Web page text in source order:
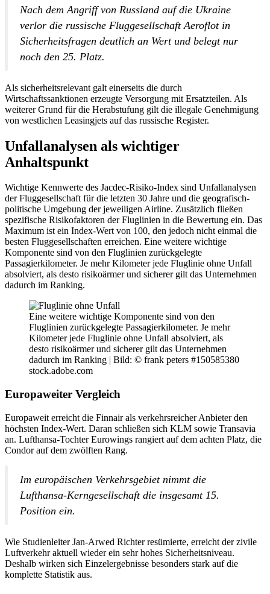
Nach dem Angriff von Russland auf die Ukraine
verlor die russische Fluggesellschaft Aeroflot in
Sicherheitsfragen deutlich an Wert und belegt nur
noch den 25. Platz.
Als sicherheitsrelevant galt einerseits die durch
Wirtschaftssanktionen erzeugte Versorgung mit Ersatzteilen. Als
weiterer Grund für die Herabstufung gilt die illegale Genehmigung
von westlichen Leasingjets auf das russische Register.
Unfallanalysen als wichtiger
Anhaltspunkt
Wichtige Kennwerte des Jacdec-Risiko-Index sind Unfallanalysen
der Fluggesellschaft für die letzten 30 Jahre und die geografisch-
politische Umgebung der jeweiligen Airline. Zusätzlich fließen
spezifische Risikofaktoren der Fluglinien in die Bewertung ein. Das
Maximum ist ein Index-Wert von 100, den jedoch nicht einmal die
besten Fluggesellschaften erreichen. Eine weitere wichtige
Komponente sind von den Fluglinien zurückgelegte
Passagierkilometer. Je mehr Kilometer jede Fluglinie ohne Unfall
absolviert, als desto risikoärmer und sicherer gilt das Unternehmen
dadurch im Ranking.
Eine weitere wichtige Komponente sind von den
Fluglinien zurückgelegte Passagierkilometer. Je mehr
Kilometer jede Fluglinie ohne Unfall absolviert, als
desto risikoärmer und sicherer gilt das Unternehmen
dadurch im Ranking | Bild: © frank peters #150585380
stock.adobe.com
Europaweiter Vergleich
Europaweit erreicht die Finnair als verkehrsreicher Anbieter den
höchsten Index-Wert. Daran schließen sich KLM sowie Transavia
an. Lufthansa-Tochter Eurowings rangiert auf dem achten Platz, die
Condor auf dem zwölften Rang.
Im europäischen Verkehrsgebiet nimmt die
Lufthansa-Kerngesellschaft die insgesamt 15.
Position ein.
Wie Studienleiter Jan-Arwed Richter resümierte, erreicht der zivile
Luftverkehr aktuell wieder ein sehr hohes Sicherheitsniveau.
Deshalb wirken sich Einzelergebnisse besonders stark auf die
komplette Statistik aus.